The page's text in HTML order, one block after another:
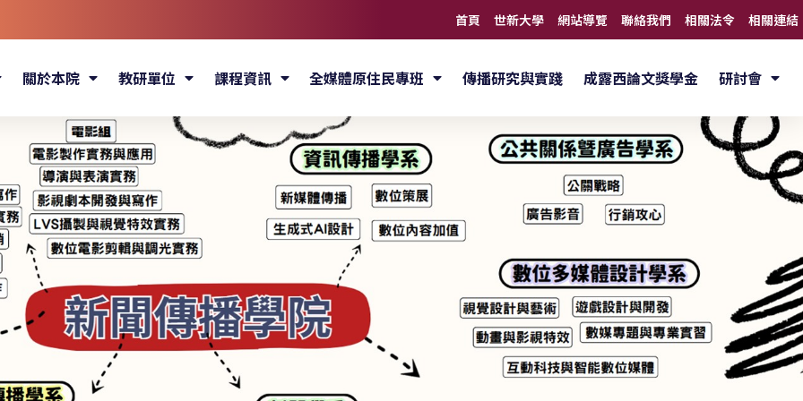
首頁 世新大學 網站導覽 聯絡我們 相關法令 相關連結
關於本院 教研單位 課程資訊 全媒體原住民專班 傳播研究與實踐 成露西論文獎學金 研討會